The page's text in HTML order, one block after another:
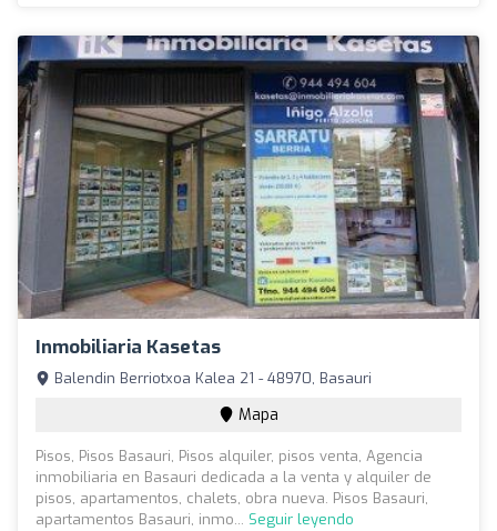
Inmobiliaria Kasetas
Balendin Berriotxoa Kalea 21 - 48970, Basauri
Mapa
Pisos, Pisos Basauri, Pisos alquiler, pisos venta, Agencia
inmobiliaria en Basauri dedicada a la venta y alquiler de
pisos, apartamentos, chalets, obra nueva. Pisos Basauri,
apartamentos Basauri, inmo... Seguir leyendo